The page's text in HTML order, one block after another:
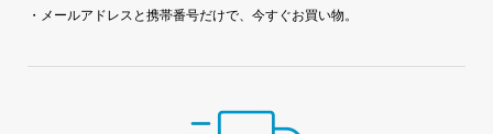
・メールアドレスと携帯番号だけで、今すぐお買い物。